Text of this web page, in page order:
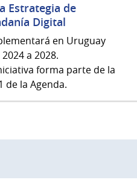
Estrategia de
Digital
en Uruguay
a 2028.
forma parte de la
de la Agenda.